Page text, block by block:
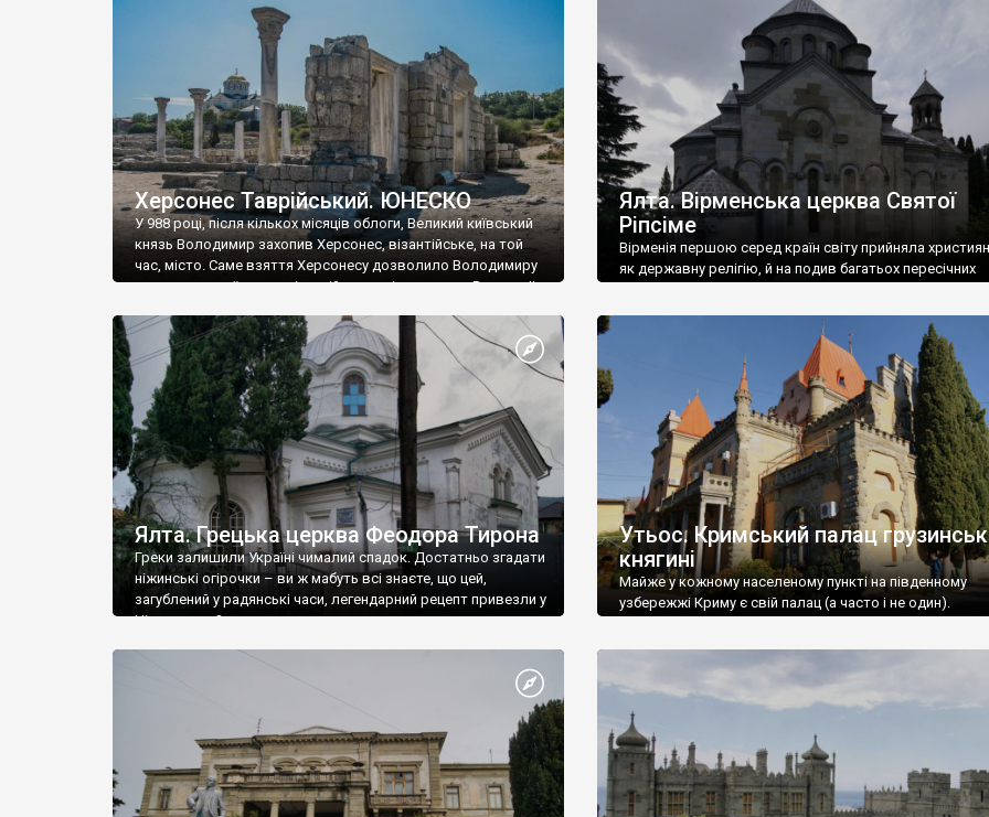
візантійської доби. Раритети викрадені з фондів об’єкту
культурної спадщини ЮНЕСКО «Херсонеса Таврійського».
Офіційно – на виставку «Золото Візантії», але експерти та
влада в Україні вважають це лише […]
називаються «повстяками» (postaki)…” “Вино. Крим
виробляє відмінне вино і його вдосталь: воно все
легке біле і дуже […]
Херсонес Таврійський. ЮНЕСКО
У 988 році, після кількох місяців облоги, Великий київський
князь Володимир захопив Херсонес, візантійське, на той
час, місто. Саме взяття Херсонесу дозволило Володимиру
диктувати свої умови візантійському імператору Василю ІІ,
Херсонесі Володимир-язичник, став Василем-
християнином. А потім було Хрещення Русі. На честь
Херсонесу Таврійського названо місто […]
Ялта. Вірменська церква Святої
Ріпсіме
Вірменія першою серед країн світу прийняла
як державну релігію, й на подив багатьох пересічних
Ялта. Грецька церква Феодора Тирона
Греки залишили Україні чималий спадок. Достатньо згадати
ніжинські огірочки – ви ж мабуть всі знаєте, що цей,
загублений у радянські часи, легендарний рецепт привезли у
Ніжин греки?
Утьос. Кримський палац
княгині
Майже у кожному населеному пункті на південному
узбережжі Криму є свій палац (а часто і не один).